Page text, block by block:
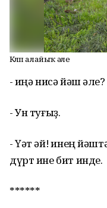
Көлөп алайыҡ әле
- Һиңә нисә йәш әле?
- Ун туғыҙ.
- Үәт әй! Һинең
дүрт ине бит инде.
******